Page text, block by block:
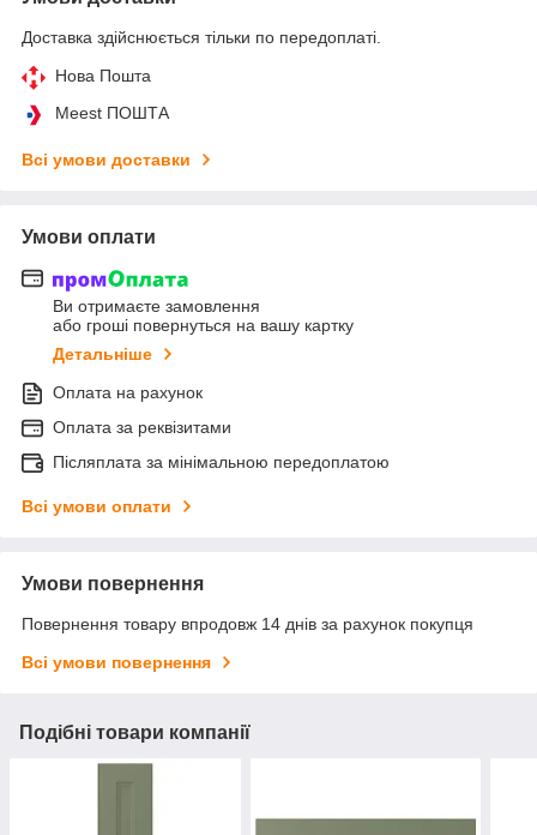
Доставка здійснюється тільки по передоплаті.
Нова Пошта
Meest ПОШТА
Всі умови доставки
Умови оплати
Ви отримаєте замовлення
або гроші повернуться на вашу картку
Детальніше
Оплата на рахунок
Оплата за реквізитами
Післяплата за мінімальною передоплатою
Всі умови оплати
Умови повернення
Повернення товару впродовж 14 днів за рахунок покупця
Всі умови повернення
Подібні товари компанії